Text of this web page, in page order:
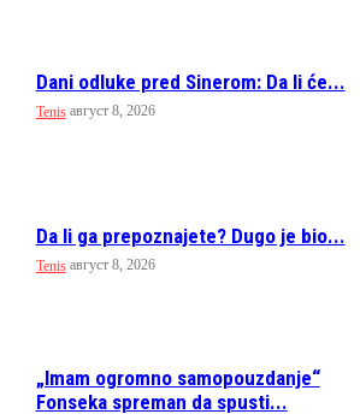
Dani odluke pred Sinerom: Da li će...
Tenis август 8, 2026
Da li ga prepoznajete? Dugo je bio...
Tenis август 8, 2026
„Imam ogromno samopouzdanje“
Fonseka spreman da spusti...